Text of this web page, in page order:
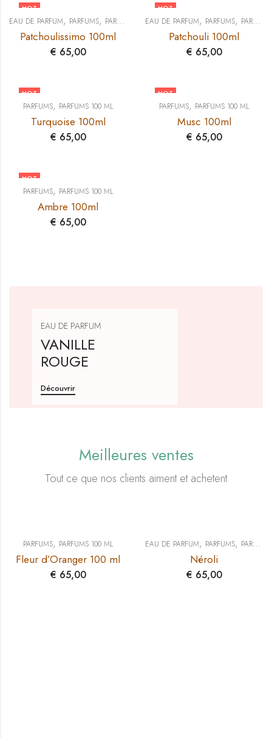
HOT
EAU DE PARFUM, PARFUMS, PARFUMS 100 ML
Patchoulissimo 100ml
€ 65,00
HOT
EAU DE PARFUM, PARFUMS, PARFUMS 100 ML
Patchouli 100ml
€ 65,00
HOT
PARFUMS, PARFUMS 100 ML
Turquoise 100ml
€ 65,00
HOT
PARFUMS, PARFUMS 100 ML
Musc 100ml
€ 65,00
HOT
PARFUMS, PARFUMS 100 ML
Ambre 100ml
€ 65,00
EAU DE PARFUM
VANILLE
ROUGE
Découvrir
Meilleures ventes
Tout ce que nos clients aiment et achetent
PARFUMS, PARFUMS 100 ML
Fleur d’Oranger 100 ml
€ 65,00
EAU DE PARFUM, PARFUMS, PARFUMS 100 ML
Néroli
€ 65,00